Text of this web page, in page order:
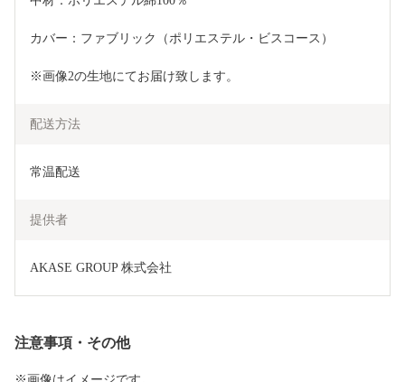
カバー：ファブリック（ポリエステル・ビスコース）
※画像2の生地にてお届け致します。
配送方法
常温配送
提供者
AKASE GROUP 株式会社
注意事項・その他